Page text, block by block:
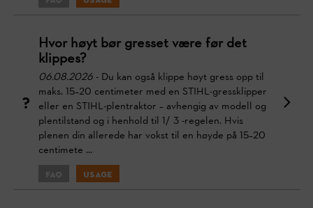
Hvor høyt bør gresset være før det
klippes?
06.08.2026 - Du kan også klippe høyt gress opp til
maks. 15–20 centimeter med en STIHL-gressklipper
eller en STIHL-plentraktor – avhengig av modell og
plentilstand og i henhold til 1/ 3 -regelen. Hvis
plenen din allerede har vokst til en høyde på 15–20
centimete ...
FAQ Usage